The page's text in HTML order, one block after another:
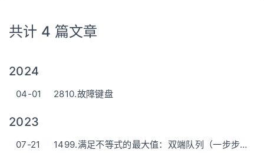
共计 4 篇文章
2024
04-01 2810.故障键盘
2023
07-21
1499.满足不等式的最大值：双端队列（一步步讲解）